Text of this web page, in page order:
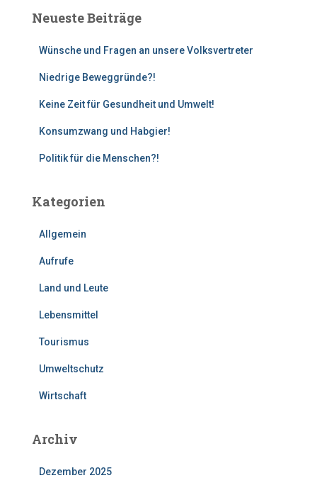
n
Neueste Beiträge
Wünsche und Fragen an unsere Volksvertreter
Niedrige Beweggründe?!
Keine Zeit für Gesundheit und Umwelt!
Konsumzwang und Habgier!
Politik für die Menschen?!
Kategorien
Allgemein
Aufrufe
Land und Leute
Lebensmittel
Tourismus
Umweltschutz
Wirtschaft
Archiv
Dezember 2025